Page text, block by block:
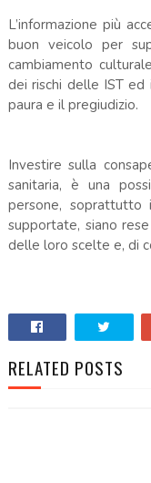
L’informazione più
buon veicolo per
cambiamento
dei rischi delle IST ed
paura e il pregiudizio.
Investire sulla
sanitaria, è una
persone, soprattutto
supportate, siano
delle loro scelte e, di
RELATED POSTS